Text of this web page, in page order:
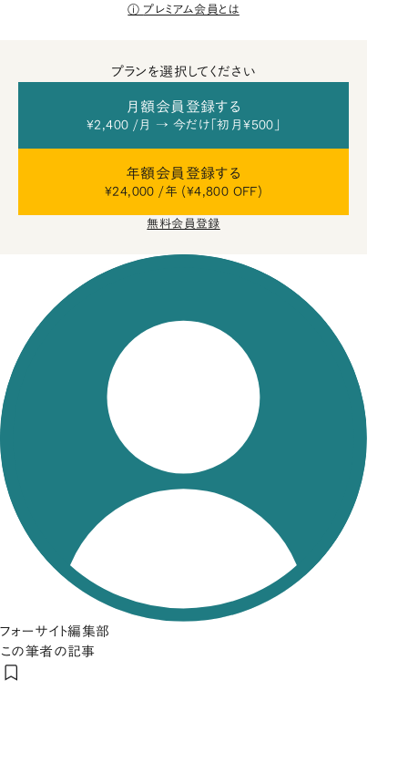
プレミアム会員とは
プランを選択してください
月額会員登録する
¥2,400 /月 → 今だけ「初月¥500」
年額会員登録する
¥24,000 /年 (¥4,800 OFF)
無料会員登録
フォーサイト編集部
この筆者の記事